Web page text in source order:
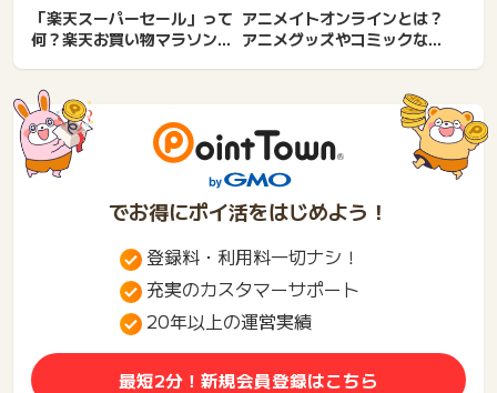
「楽天スーパーセール」って
何？楽天お買い物マラソンと
アニメイトオンラインとは？
アニメグッズやコミックなど
でお得にポイ活をはじめよう！
登録料・利用料一切ナシ！
充実のカスタマーサポート
20年以上の運営実績
最短2分！新規会員登録はこちら